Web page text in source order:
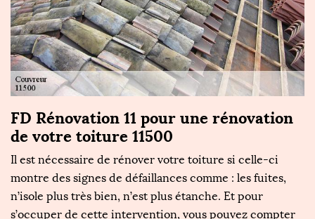
FD Rénovation 11 pour une rénovation
de votre toiture 11500
Il est nécessaire de rénover votre toiture si celle-ci
montre des signes de défaillances comme : les fuites,
n’isole plus très bien, n’est plus étanche. Et pour
s’occuper de cette intervention, vous pouvez compter